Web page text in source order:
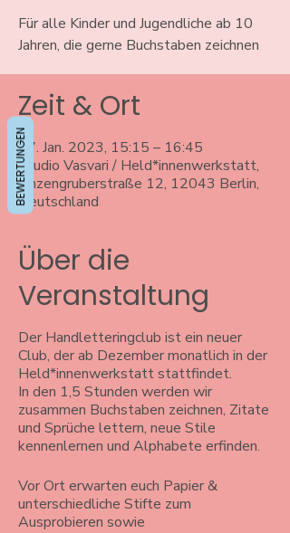
Für alle Kinder und Jugendliche ab 10
Jahren, die gerne Buchstaben zeichnen
Zeit & Ort
07. Jan. 2023, 15:15 – 16:45
Studio Vasvari / Held*innenwerkstatt,
Anzengruberstraße 12, 12043 Berlin,
Deutschland
Über die
Veranstaltung
Der Handletteringclub ist ein neuer
Club, der ab Dezember monatlich in der
Held*innenwerkstatt stattfindet.
In den 1,5 Stunden werden wir
zusammen Buchstaben zeichnen, Zitate
und Sprüche lettern, neue Stile
kennenlernen und Alphabete erfinden.
Vor Ort erwarten euch Papier &
unterschiedliche Stifte zum
Ausprobieren sowie
BEWERTUNGEN